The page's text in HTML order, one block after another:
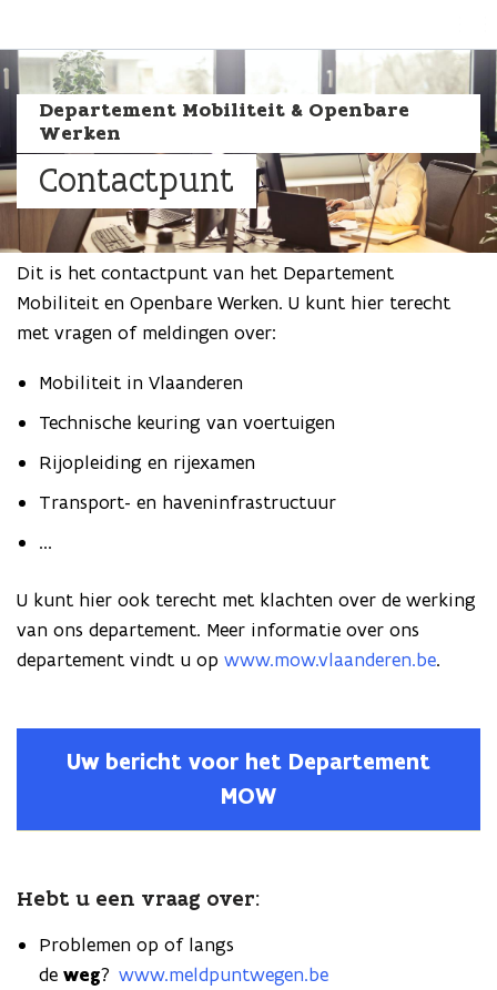
Departement Mobiliteit & Openbare
Werken
Contactpunt
Dit is het contactpunt van het Departement
Mobiliteit en Openbare Werken. U kunt hier terecht
met vragen of meldingen over:
Mobiliteit in Vlaanderen
Technische keuring van voertuigen
Rijopleiding en rijexamen
Transport- en haveninfrastructuur
...
U kunt hier ook terecht met klachten over de werking
van ons departement. Meer informatie over ons
departement vindt u op www.mow.vlaanderen.be.
Uw bericht voor het Departement
MOW
Hebt u een vraag over:
Problemen op of langs
de weg? www.meldpuntwegen.be